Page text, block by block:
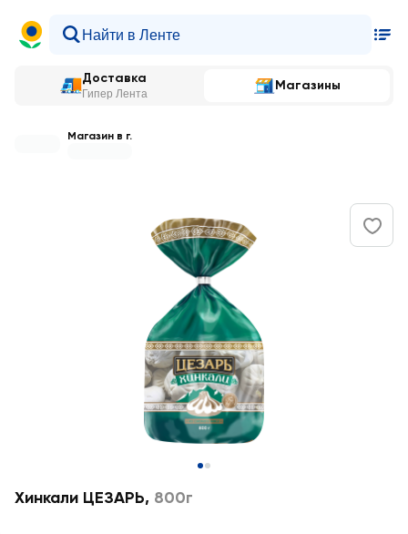
Доставка
Гипер Лента
Магазины
Магазин в г.
Хинкали ЦЕЗАРЬ, 800г